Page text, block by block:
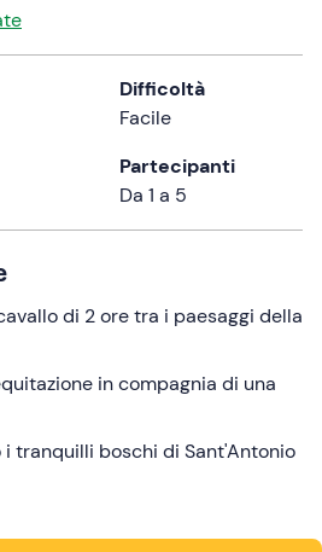
Difficoltà
Facile
Partecipanti
Da 1 a 5
di 2 ore tra i paesaggi della
in compagnia di una
tranquilli boschi di Sant'Antonio